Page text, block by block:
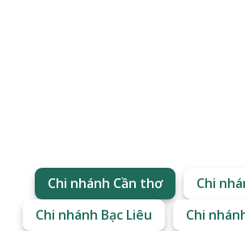
Chi nhánh Cần thơ
Chi
Chi nhánh Bạc Liêu
Chi